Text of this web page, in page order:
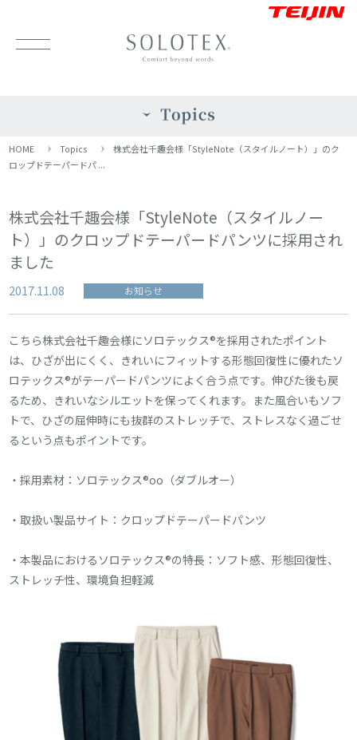
HOME Topics
株式会社千趣会様「StyleNote（スタイルノート）」のク
ロップドテーパードパ ...
株式会社千趣会様「StyleNote（スタイルノー
ト）」のクロップドテーパードパンツに採用され
ました
2017.11.08 お知らせ
こちら株式会社千趣会様にソロテックス®を採用されたポイント
は、ひざが出にくく、きれいにフィットする形態回復性に優れたソ
ロテックス®がテーパードパンツによく合う点です。伸びた後も戻
るため、きれいなシルエットを保ってくれます。また風合いもソフ
トで、ひざの屈伸時にも抜群のストレッチで、ストレスなく過ごせ
るという点もポイントです。
・採用素材：ソロテックス®oo（ダブルオー）
・取扱い製品サイト： クロップドテーパードパンツ
・本製品におけるソロテックス®の特長：ソフト感、形態回復性、
ストレッチ性、環境負担軽減